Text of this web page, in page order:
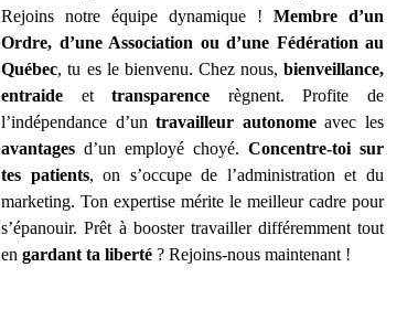
Rejoins notre équipe dynamique !Membre d’un
Ordre, d’une Association ou d’une Fédération au
Québec, tu es le bienvenu. Chez nous, bienveillance,
entraide ettransparence règnent. Profite de
l’indépendance d’untravailleur autonomeavec les
avantages d’un employé choyé.Concentre-toi sur
tes patients, on s’occupe de l’administration et du
marketing. Ton expertise mérite le meilleur cadre pour
s’épanouir. Prêt à booster travailler différemment tout
engardant ta liberté ? Rejoins-nous maintenant !